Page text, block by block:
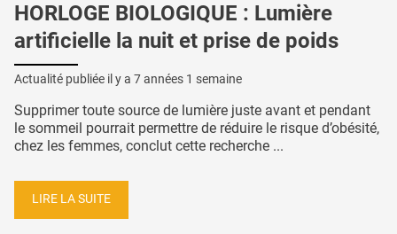
HORLOGE BIOLOGIQUE : Lumière
artificielle la nuit et prise de poids
Actualité publiée il y a 7 années 1 semaine
Supprimer toute source de lumière juste avant et pendant
le sommeil pourrait permettre de réduire le risque d’obésité,
chez les femmes, conclut cette recherche ...
LIRE LA SUITE